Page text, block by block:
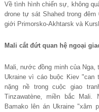
Về tình hình chiến sự, không
drone tự sát Shahed trong
giới Primorsko-Akhtarsk và
Mali cắt đứt quan hệ ngoại
Mali, nước đồng minh của Nga,
Ukraine vì cáo buộc Kiev "can
nặng nề trong cuộc giao
Tinzawatène, miền bắc
Bamako lên án Ukraine "xâm